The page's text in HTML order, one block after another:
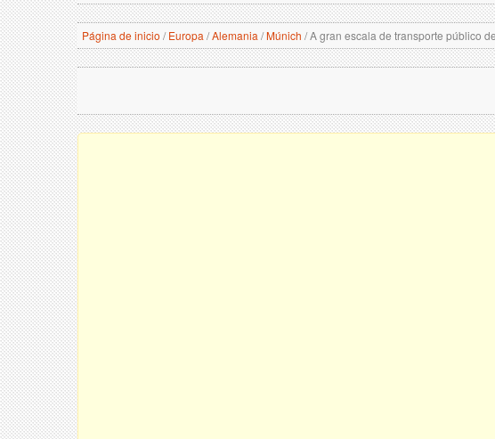
Página de inicio / Europa /Alemania /Múnich /A gran escala de transporte público